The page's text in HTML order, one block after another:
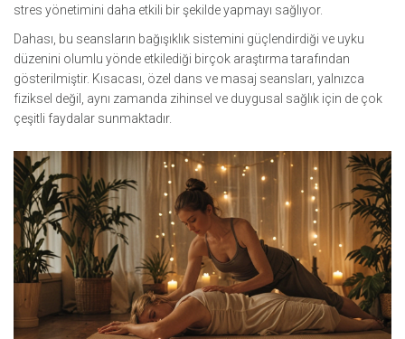
stres yönetimini daha etkili bir şekilde yapmayı sağlıyor.
Dahası, bu seansların bağışıklık sistemini güçlendirdiği ve uyku
düzenini olumlu yönde etkilediği birçok araştırma tarafından
gösterilmiştir. Kısacası, özel dans ve masaj seansları, yalnızca
fiziksel değil, aynı zamanda zihinsel ve duygusal sağlık için de çok
çeşitli faydalar sunmaktadır.